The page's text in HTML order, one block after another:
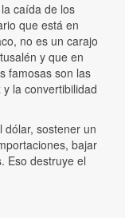
caída de los
que está en
no es un carajo
y que en
famosas son las
la convertibilidad
dólar, sostener un
bajar
Eso destruye el